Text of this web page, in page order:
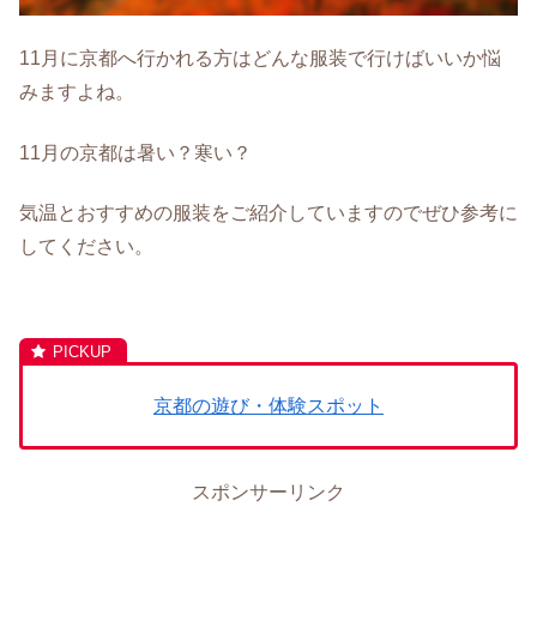
11月に京都へ行かれる方はどんな服装で行けばいいか悩
みますよね。
11月の京都は暑い？寒い？
気温とおすすめの服装をご紹介していますのでぜひ参考に
してください。
京都の遊び・体験スポット
スポンサーリンク